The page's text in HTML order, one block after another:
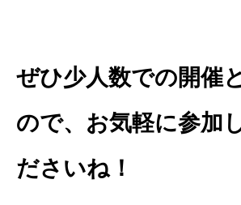
ぜひ少人数での開催
ので、お気軽に参加
ださいね！